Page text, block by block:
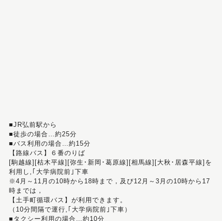
■JR弘前駅から
■徒歩の場合…約25分
■バス利用の場合…約15分
【路線バス】６番のりば
[駒越線][枯木平線][弥生･新岡･葛原線][相馬線][大秋･居森平線]を
利用し,｢大学病院前｣下車
※4月～11月の10時から18時まで，及び12月～3月の10時から17
時までは，
【土手町循環バス】が利用できます。
（10分間隔で運行,｢大学病院前｣下車）
■タクシー利用の場合…約10分